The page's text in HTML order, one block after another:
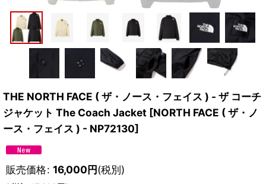
THE NORTH FACE ( ザ・ノース・フェイス ) - ザ コーチ
ジャケット The Coach Jacket [NORTH FACE ( ザ・ノ
ース・フェイス ) - NP72130]
販売価格: 16,000円(税別)